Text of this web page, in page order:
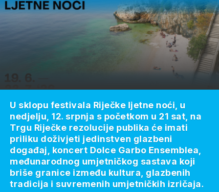
U sklopu festivala Riječke ljetne noći, u
nedjelju, 12. srpnja s početkom u 21 sat, na
Trgu Riječke rezolucije publika će imati
priliku doživjeti jedinstven glazbeni
događaj, koncert Dolce Garbo Ensemblea,
međunarodnog umjetničkog sastava koji
briše granice između kultura, glazbenih
tradicija i suvremenih umjetničkih izričaja.